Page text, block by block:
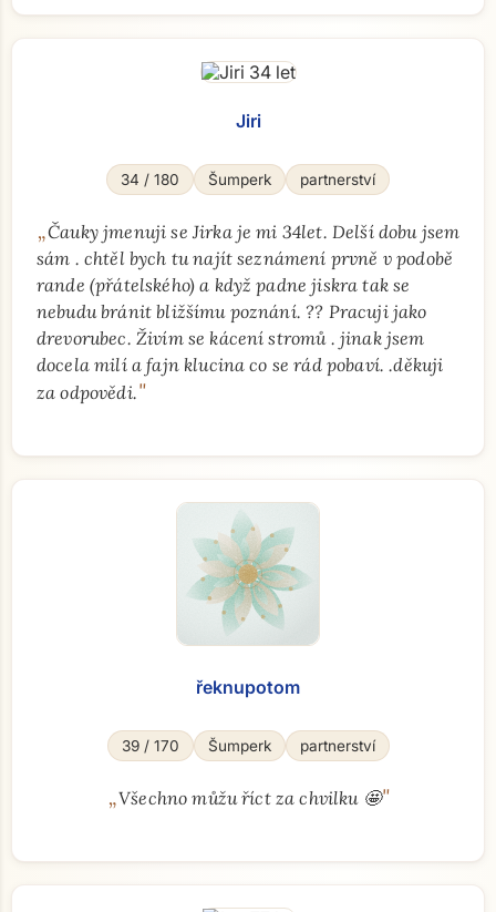
Jiri
34 / 180 Šumperk partnerství
„Čauky jmenuji se Jirka je mi 34let. Delší dobu jsem
sám . chtěl bych tu najít seznámení prvně v podobě
rande (přátelského) a když padne jiskra tak se
nebudu bránit bližšímu poznání. ?? Pracuji jako
drevorubec. Živím se kácení stromů . jinak jsem
docela milí a fajn klucina co se rád pobaví. .děkuji
za odpovědi."
řeknupotom
39 / 170 Šumperk partnerství
„Všechno můžu říct za chvilku 🤩"